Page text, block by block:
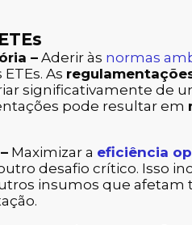
–Aderir às normas
As
significativamente de
pode resultar em
Maximizar a eficiência
desafio crítico. Isso
insumos que